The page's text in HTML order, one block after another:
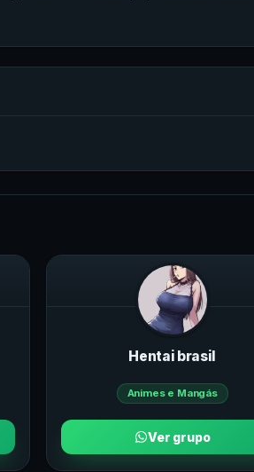
Hentai brasil
Animes e Mangás
Ver grupo